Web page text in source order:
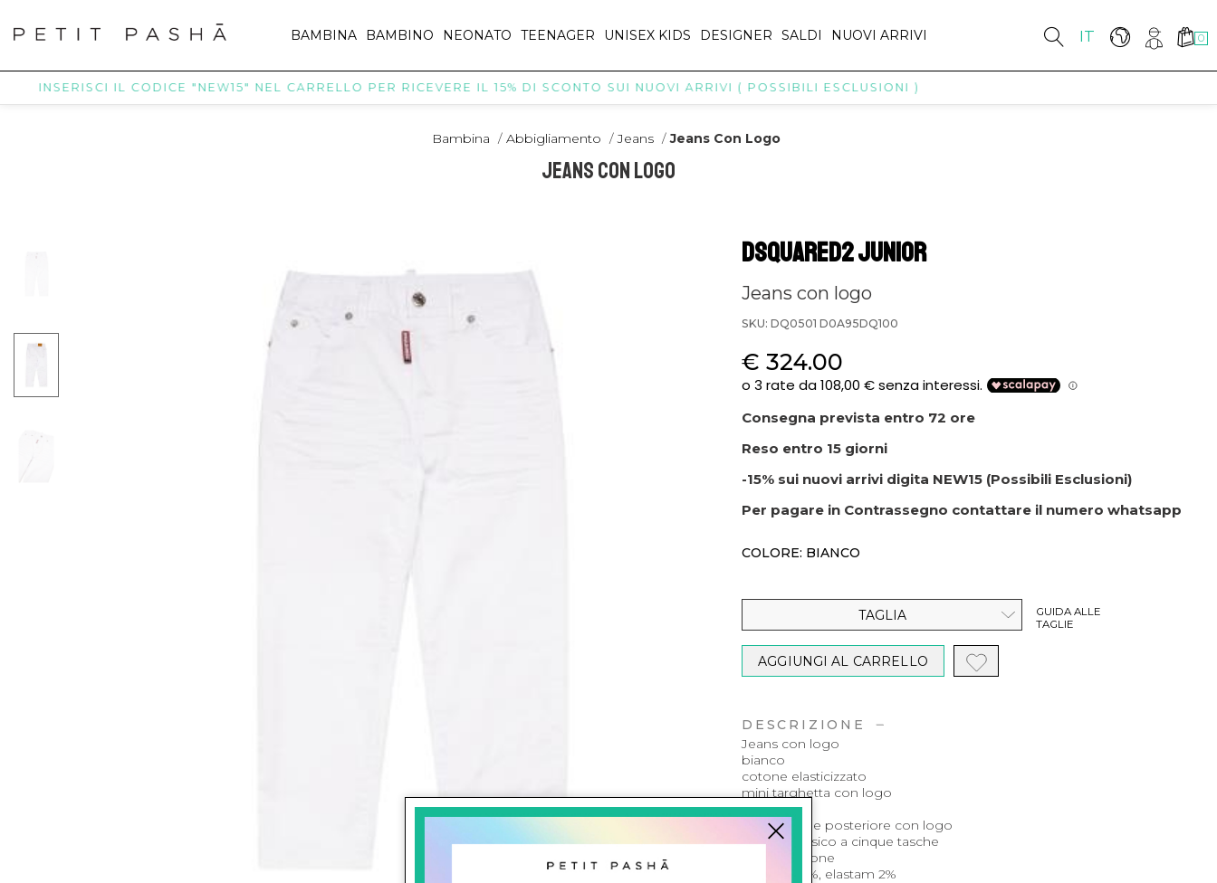
IT 0
BAMBINA BAMBINO NEONATO TEENAGER UNISEX KIDS DESIGNER SALDI NUOVI ARRIVI
INSERISCI IL CODICE "NEW15" NEL CARRELLO PER RICEVERE IL 15% DI SCONTO SUI NUOVI ARRIVI ( POSSIBILI ESCLUSIONI )
Bambina / Abbigliamento / Jeans / Jeans Con Logo
Jeans Con Logo
DSQUARED2 JUNIOR
Jeans con logo
SKU: DQ0501 D0A95DQ100
€ 324.00
Consegna prevista entro 72 ore
Reso entro 15 giorni
-15% sui nuovi arrivi digita NEW15 (Possibili Esclusioni)
Per pagare in Contrassegno contattare il numero whatsapp
COLORE: BIANCO
GUIDA ALLE
TAGLIE
TAGLIA
AGGIUNGI AL CARRELLO
DESCRIZIONE
Jeans con logo
bianco
cotone elasticizzato
mini targhetta con logo
passanti
applicazione posteriore con logo
design classico a cinque tasche
Composizione
cotone 98%, elastam 2%